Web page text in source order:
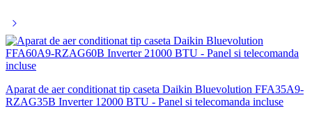
Aparat de aer conditionat tip caseta Daikin Bluevolution FFA35A9-
RZAG35B Inverter 12000 BTU - Panel si telecomanda incluse